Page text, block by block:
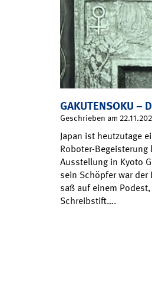
GAKUTENSOKU –
Geschrieben am
Japan ist heutzutage
Roboter-
Ausstellung in Kyoto
sein Schöpfer war
saß auf einem
Schreibstift….